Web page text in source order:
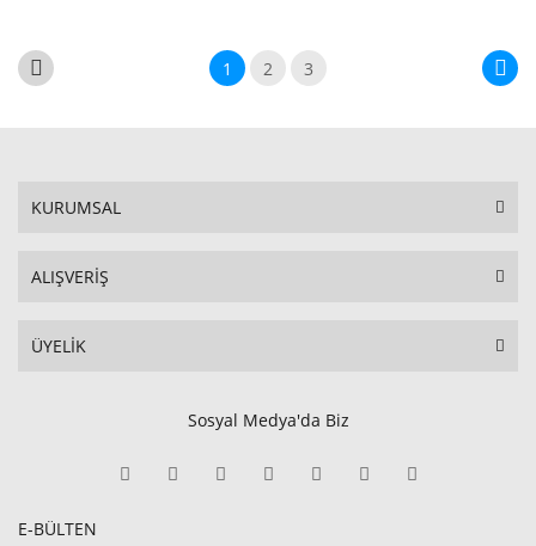
1 2 3
KURUMSAL
ALIŞVERİŞ
ÜYELİK
Sosyal Medya'da Biz
E-BÜLTEN